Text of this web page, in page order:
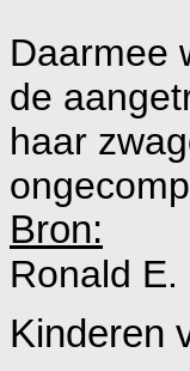
Daarmee
de
haar
Bron:
Ronald E.
Kinderen